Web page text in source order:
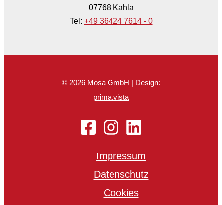
07768 Kahla
Tel: +49 36424 7614 - 0
© 2026 Mosa GmbH | Design:
prima.vista
Impressum
Datenschutz
Cookies